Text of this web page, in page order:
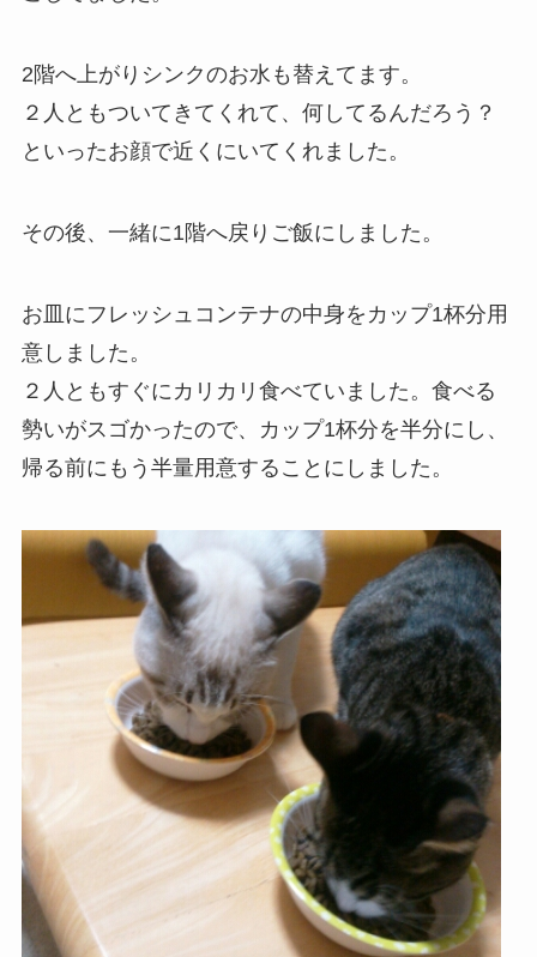
2階へ上がりシンクのお水も替えてます。
２人ともついてきてくれて、何してるんだろう？
といったお顔で近くにいてくれました。
その後、一緒に1階へ戻りご飯にしました。
お皿にフレッシュコンテナの中身をカップ1杯分用
意しました。
２人ともすぐにカリカリ食べていました。食べる
勢いがスゴかったので、カップ1杯分を半分にし、
帰る前にもう半量用意することにしました。